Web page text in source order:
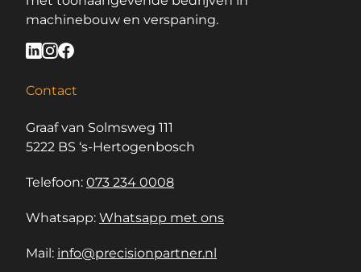
machinebouw en verspaning.
Contact
Graaf van Solmsweg 111
5222 BS ‘s-Hertogenbosch
Telefoon: 073 234 0008
Whatsapp: Whatsapp met ons
Mail: info@precisionpartner.nl